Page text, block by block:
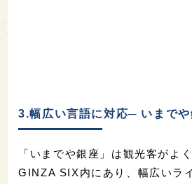
3.幅広い言語に対応─ いまでや
「いまでや銀座」は観光客がよ
GINZA SIX内にあり、幅広いラ